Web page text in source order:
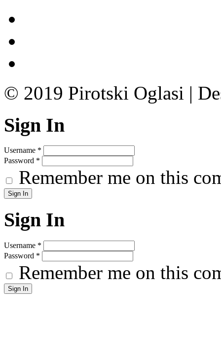
© 2019 Pirotski Oglasi |
Sign In
Username *
Password *
Remember me on this
Sign In
Username *
Password *
Remember me on this